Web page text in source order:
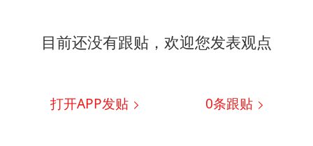
目前还没有跟贴，欢迎您发表观点
打开APP发贴 0条跟贴